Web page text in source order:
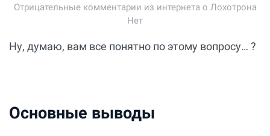
Отрицательные комментарии из интернета о Лохотрона
Нет
Ну, думаю, вам все понятно по этому вопросу… ?
Основные выводы